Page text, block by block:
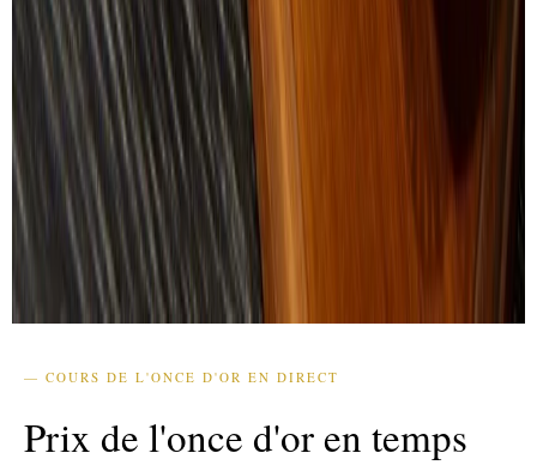
— COURS DE L'ONCE D'OR EN DIRECT
Prix de l'once d'or en temps